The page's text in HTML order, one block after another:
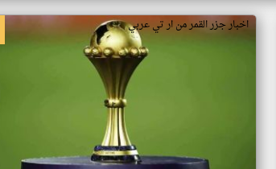
اخبار جزر القمر من ار تي عربي